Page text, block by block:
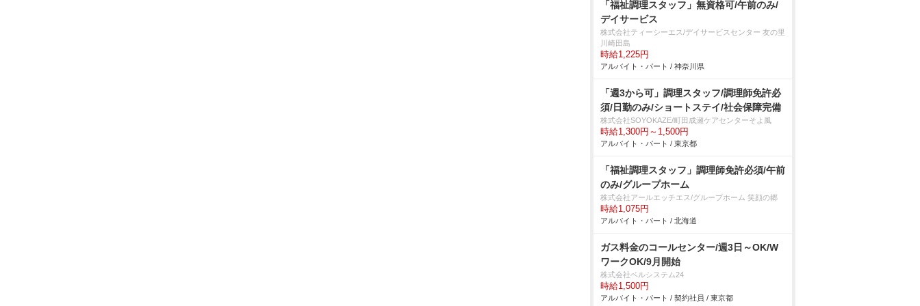
「福祉調理スタッフ」無資格可/午前のみ/
デイサービス
株式会社ティーシーエス/デイサービスセンター 友の里
川崎田島
時給1,225円
アルバイト・パート / 神奈川県
「週3から可」調理スタッフ/調理師免許必
須/日勤のみ/ショートステイ/社会保障完備
株式会社SOYOKAZE/町田成瀬ケアセンターそよ風
時給1,300円～1,500円
アルバイト・パート / 東京都
「福祉調理スタッフ」調理師免許必須/午前
のみ/グループホーム
株式会社アールエッチエス/グループホーム 笑顔の郷
時給1,075円
アルバイト・パート / 北海道
ガス料金のコールセンター/週3日～OK/W
ワークOK/9月開始
株式会社ベルシステム24
時給1,500円
アルバイト・パート / 契約社員 / 東京都